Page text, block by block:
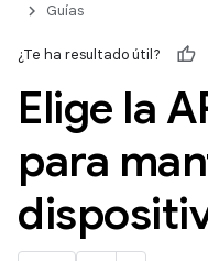
Guías
¿Te ha resultado útil?
Elige la
para